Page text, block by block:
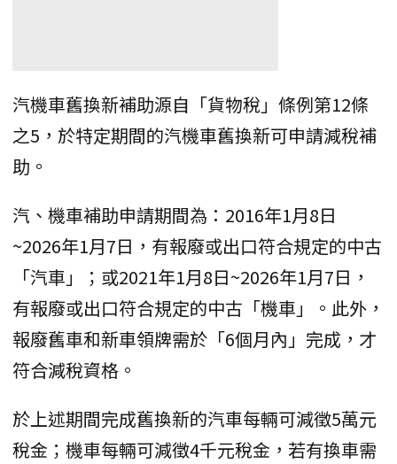
汽機車舊換新補助源自「貨物稅」條例第12條
之5，於特定期間的汽機車舊換新可申請減稅補
助。
汽、機車補助申請期間為：2016年1月8日
~2026年1月7日，有報廢或出口符合規定的中古
「汽車」；或2021年1月8日~2026年1月7日，
有報廢或出口符合規定的中古「機車」。此外，
報廢舊車和新車領牌需於「6個月內」完成，才
符合減稅資格。
於上述期間完成舊換新的汽車每輛可減徵5萬元
稅金；機車每輛可減徵4千元稅金，若有換車需